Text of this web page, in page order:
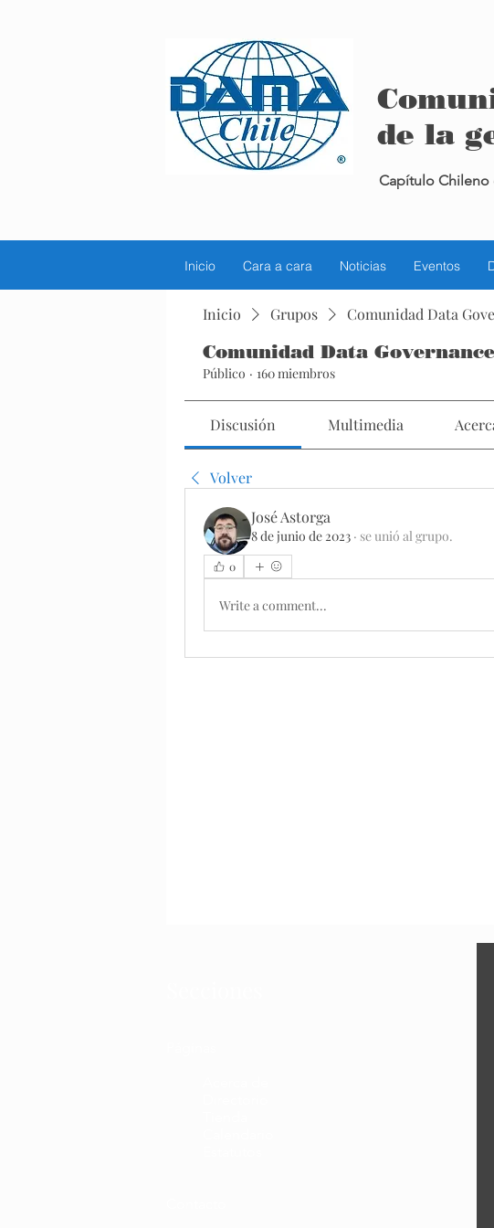
de la
Capítulo Chileno
Inicio Cara a cara Noticias Eventos
Inicio Grupos Comunidad Data
Comunidad Data Governance
Público · 160 miembros
Discusión Multimedia
Volver
José Astorga
8 de junio de 2023 · se unió al grupo.
0
Write a comment...